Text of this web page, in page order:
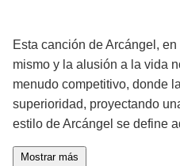
Esta canción de Arcángel,
mismo y la alusión a la vida
menudo competitivo, donde
superioridad, proyectando
estilo de Arcángel se define